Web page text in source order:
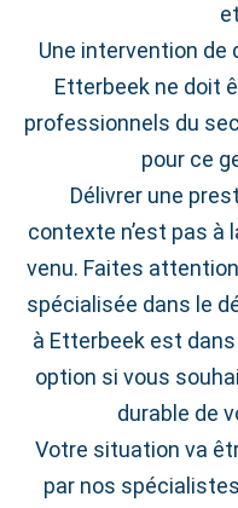
Une intervention de
Etterbeek ne doit
professionnels du
pour ce
Délivrer une
contexte n’est pas à
venu. Faites
spécialisée dans le
à Etterbeek est
option si vous
durable de
Votre situation va
par nos